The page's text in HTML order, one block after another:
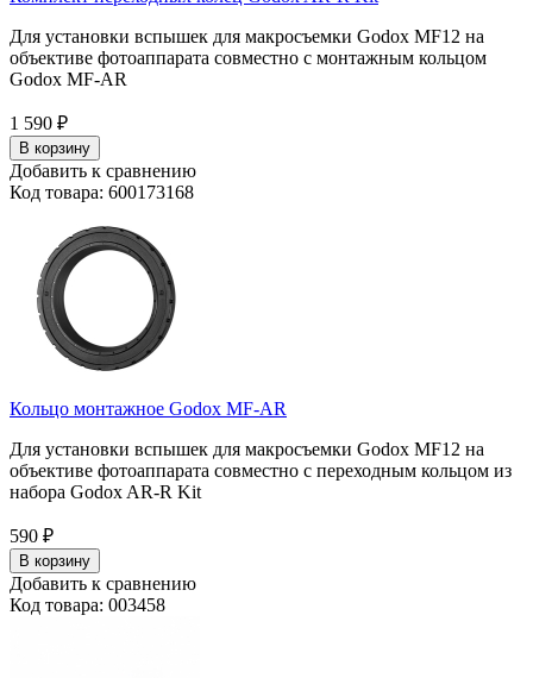
Для установки вспышек для макросъемки Godox MF12 на
объективе фотоаппарата совместно с монтажным кольцом
Godox MF-AR
1 590 ₽
В корзину
Добавить к сравнению
Код товара: 600173168
Кольцо монтажное Godox MF-AR
Для установки вспышек для макросъемки Godox MF12 на
объективе фотоаппарата совместно с переходным кольцом из
набора Godox AR-R Kit
590 ₽
В корзину
Добавить к сравнению
Код товара: 003458